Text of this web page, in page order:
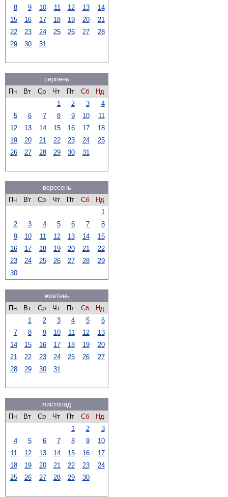
8
9 10 11 12 13
14
15
16 17 18 19 20
21
22
23 24 25 26 27
28
29
30 31
серпень
Пн
Вт Ср Чт Пт Сб
Нд
1
2 3
4
5
6 7 8 9 10
11
12
13 14 15 16 17
18
19
20 21 22 23 24
25
26
27 28 29 30 31
вересень
Пн
Вт Ср Чт Пт Сб
Нд
1
2
3 4 5 6 7
8
9
10 11 12 13 14
15
16
17 18 19 20 21
22
23
24 25 26 27 28
29
30
жовтень
Пн
Вт Ср Чт Пт Сб
Нд
1
2 3 4 5
6
7
8 9 10 11 12
13
14
15 16 17 18 19
20
21
22 23 24 25 26
27
28
29 30 31
листопад
Пн
Вт Ср Чт Пт Сб
Нд
1
2
3
4
5 6 7 8 9
10
11
12 13 14 15 16
17
18
19 20 21 22 23
24
25
26 27 28 29 30